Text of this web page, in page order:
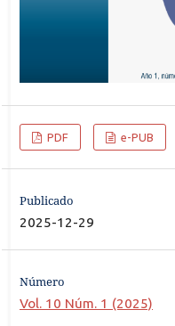
PDF e-PUB
Publicado
2025-12-29
Número
Vol. 10 Núm. 1 (2025)